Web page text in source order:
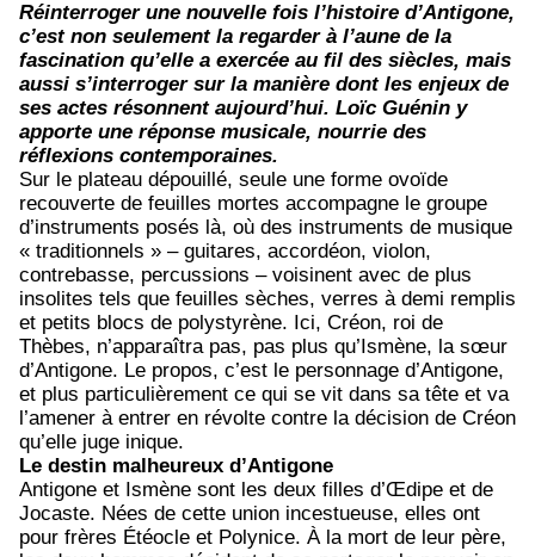
Réinterroger une nouvelle fois l’histoire d’Antigone,
c’est non seulement la regarder à l’aune de la
fascination qu’elle a exercée au fil des siècles, mais
aussi s’interroger sur la manière dont les enjeux de
ses actes résonnent aujourd’hui. Loïc Guénin y
apporte une réponse musicale, nourrie des
réflexions contemporaines.
Sur le plateau dépouillé, seule une forme ovoïde
recouverte de feuilles mortes accompagne le groupe
d’instruments posés là, où des instruments de musique
« traditionnels » – guitares, accordéon, violon,
contrebasse, percussions – voisinent avec de plus
insolites tels que feuilles sèches, verres à demi remplis
et petits blocs de polystyrène. Ici, Créon, roi de
Thèbes, n’apparaîtra pas, pas plus qu’Ismène, la sœur
d’Antigone. Le propos, c’est le personnage d’Antigone,
et plus particulièrement ce qui se vit dans sa tête et va
l’amener à entrer en révolte contre la décision de Créon
qu’elle juge inique.
Le destin malheureux d’Antigone
Antigone et Ismène sont les deux filles d’Œdipe et de
Jocaste. Nées de cette union incestueuse, elles ont
pour frères Étéocle et Polynice. À la mort de leur père,